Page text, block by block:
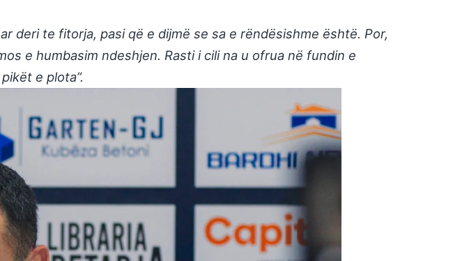
deri te fitorja, pasi që e dijmë se sa e rëndësishme është. Por,
e humbasim ndeshjen. Rasti i cili na u ofrua në fundin e
e plota”.